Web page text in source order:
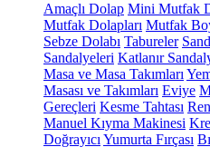
Amaçlı Dolap Mini Mutfak
Mutfak Dolapları Mutfak
Sebze Dolabı Tabureler
Sandalyeleri Katlanır
Masa ve Masa Takımları
Masası ve Takımları Eviye
Gereçleri Kesme Tahtası
Manuel Kıyma Makinesi
Doğrayıcı Yumurta Fırçası